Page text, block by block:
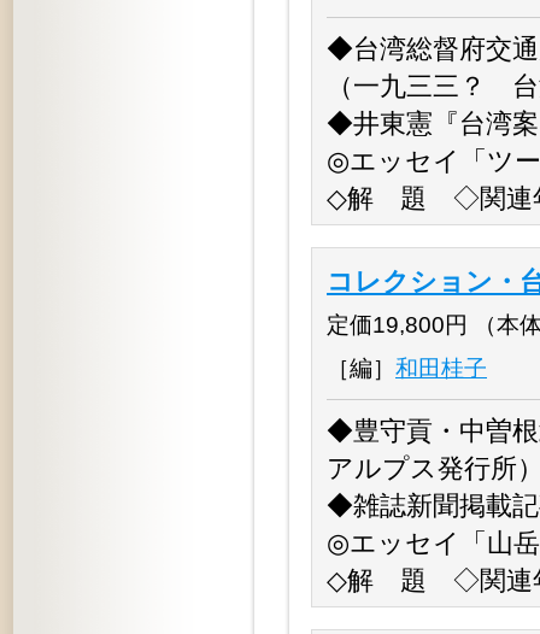
◆台湾総督府交
（一九三三？
◆井東憲『台湾
◎エッセイ「ツ
◇解 題 ◇関連
コレクション
定価19,800円 （本
［編］ 和田桂子
◆豊守貢・中曽
アルプス発行所
◆雑誌新聞掲載
◎エッセイ「山
◇解 題 ◇関連